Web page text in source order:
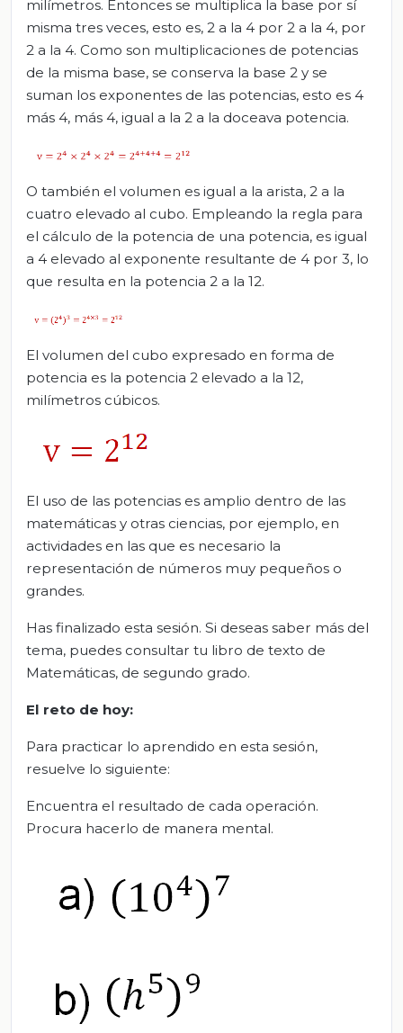
milímetros. Entonces se multiplica la base por sí
misma tres veces, esto es, 2 a la 4 por 2 a la 4, por
2 a la 4. Como son multiplicaciones de potencias
de la misma base, se conserva la base 2 y se
suman los exponentes de las potencias, esto es 4
más 4, más 4, igual a la 2 a la doceava potencia.
O también el volumen es igual a la arista, 2 a la
cuatro elevado al cubo. Empleando la regla para
el cálculo de la potencia de una potencia, es igual
a 4 elevado al exponente resultante de 4 por 3, lo
que resulta en la potencia 2 a la 12.
El volumen del cubo expresado en forma de
potencia es la potencia 2 elevado a la 12,
milímetros cúbicos.
El uso de las potencias es amplio dentro de las
matemáticas y otras ciencias, por ejemplo, en
actividades en las que es necesario la
representación de números muy pequeños o
grandes.
Has finalizado esta sesión. Si deseas saber más del
tema, puedes consultar tu libro de texto de
Matemáticas, de segundo grado.
El reto de hoy:
Para practicar lo aprendido en esta sesión,
resuelve lo siguiente:
Encuentra el resultado de cada operación.
Procura hacerlo de manera mental.